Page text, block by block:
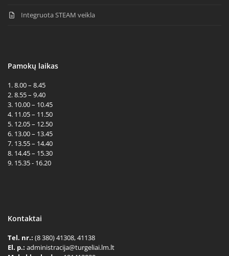
Integruota STEAM veikla
Pamokų laikas
1. 8.00 – 8.45
2. 8.55 – 9.40
3. 10.00 – 10.45
4. 11.05 – 11.50
5. 12.05 – 12.50
6. 13.00 – 13.45
7. 13.55 – 14.40
8. 14.45 – 15.30
9. 15.35 - 16.20
Kontaktai
Tel. nr.: (8 380) 41308, 41138
El. p.: administracija@turgeliai.lm.lt